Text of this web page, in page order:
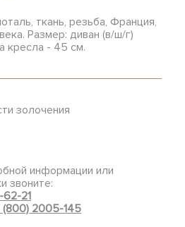
ткань, резьба, Франция,
Размер: диван (в/ш/г)
кресла - 45 см.
золочения
информации или
звоните:
21
(800) 2005-145